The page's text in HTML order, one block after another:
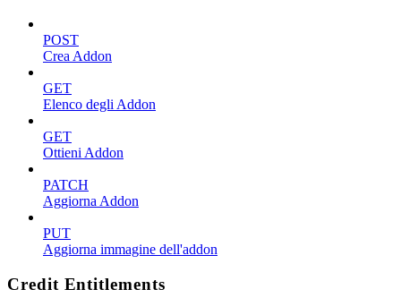
POST
Crea Addon
GET
Elenco degli Addon
GET
Ottieni Addon
PATCH
Aggiorna Addon
PUT
Aggiorna immagine dell'addon
Credit Entitlements